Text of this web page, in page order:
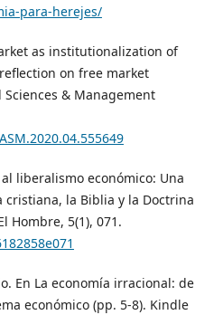
para-herejes/
as institutionalization of
on free market
& Management
liberalismo económico: Una
cristiana, la Biblia y la Doctrina
Hombre, 5(1), 071.
En La economía irracional: de
económico (pp. 5-8). Kindle